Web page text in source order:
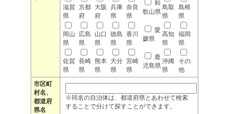
滋賀
県
京都
府
大阪
府
兵庫
県
奈良
県
和
歌山県
鳥取
県
島根
県
岡山
県
広島
県
山口
県
徳島
県
香川
県
愛
媛県
高知
県
福岡
県
佐賀
県
長崎
県
熊本
県
大分
県
宮崎
県
鹿
児島県
沖縄
県
その
他
市区町
村名、
都道府
県名
※同名の自治体は、都道府県とあわせて検索
することで分けて探すことができます。